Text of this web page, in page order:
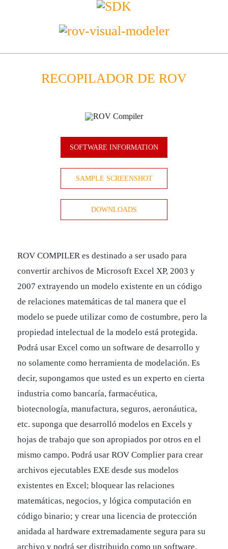
RECOPILADOR DE ROV
SOFTWARE INFORMATION
SAMPLE SCREENSHOT
DOWNLOADS
ROV COMPILER es destinado a ser usado para
convertir archivos de Microsoft Excel XP, 2003 y
2007 extrayendo un modelo existente en un código
de relaciones matemáticas de tal manera que el
modelo se puede utilizar como de costumbre, pero la
propiedad intelectual de la modelo está protegida.
Podrá usar Excel como un software de desarrollo y
no solamente como herramienta de modelación. Es
decir, supongamos que usted es un experto en cierta
industria como bancaría, farmacéutica,
biotecnología, manufactura, seguros, aeronáutica,
etc. suponga que desarrolló modelos en Excels y
hojas de trabajo que son apropiados por otros en el
mismo campo. Podrá usar ROV Complier para crear
archivos ejecutables EXE desde sus modelos
existentes en Excel; bloquear las relaciones
matemáticas, negocios, y lógica computación en
código binario; y crear una licencia de protección
anidada al hardware extremadamente segura para su
archivo y podrá ser distribuido como un software.